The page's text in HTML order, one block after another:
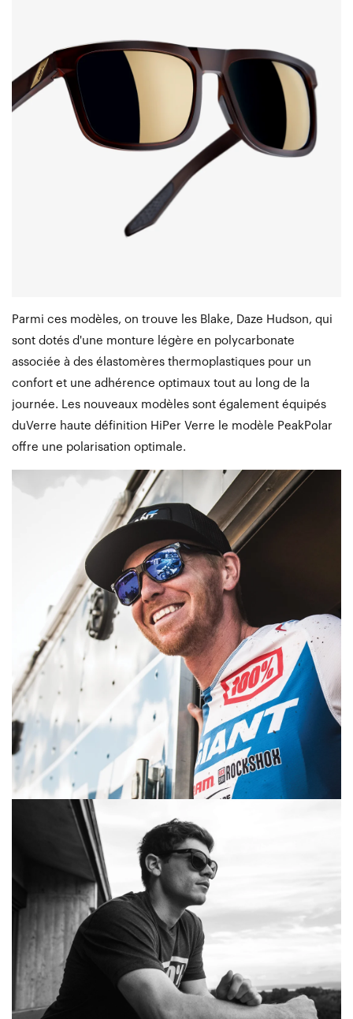
Parmi ces modèles, on trouve les Blake, Daze Hudson, qui
sont dotés d'une monture légère en polycarbonate
associée à des élastomères thermoplastiques pour un
confort et une adhérence optimaux tout au long de la
journée. Les nouveaux modèles sont également équipés
duVerre haute définition HiPer Verre le modèle PeakPolar
offre une polarisation optimale.